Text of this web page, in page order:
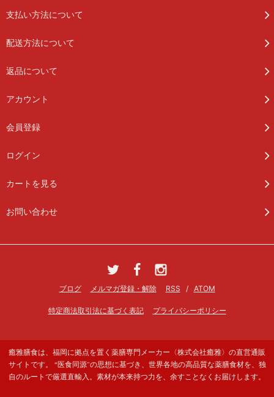
支払い方法について
配送方法について
返品について
アカウント
会員登録
ログイン
カートを見る
お問い合わせ
ブログ メルマガ登録・解除 RSS / ATOM
特定商法取引法に基づく表記 プライバシーポリシー
癒雅膳食は、福岡に拠点を置く薬膳専門メーカー〈株式会社癒雅〉の直営通販
サイトです。 “医食同源”の思想に基づき、世界各地の高品質な薬膳食材を、独
自のルートで厳選直輸入。素材が本来持つ力を、余すことなくお届けします。